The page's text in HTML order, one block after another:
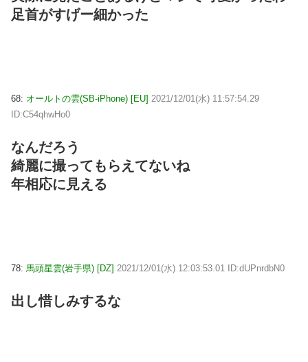
足首がすげー細かった
68: オールトの雲(SB-iPhone) [EU] 2021/12/01(水) 11:57:54.29
ID:C54qhwHo0
なんだろう
綺麗に撮ってもらえてないね
年相応に見える
78: 馬頭星雲(岩手県) [DZ] 2021/12/01(水) 12:03:53.01 ID:dUPnrdbN0
出し惜しみするな